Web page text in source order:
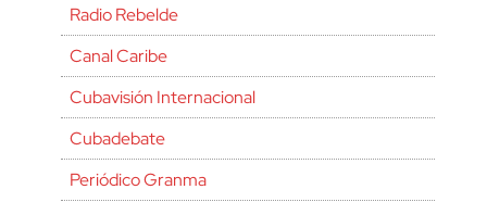
Radio Rebelde
Canal Caribe
Cubavisión Internacional
Cubadebate
Periódico Granma